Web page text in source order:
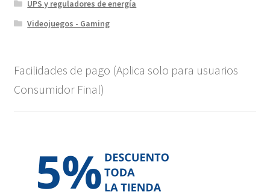
UPS y reguladores de energía
Videojuegos - Gaming
Facilidades de pago (Aplica solo para usuarios
Consumidor Final)